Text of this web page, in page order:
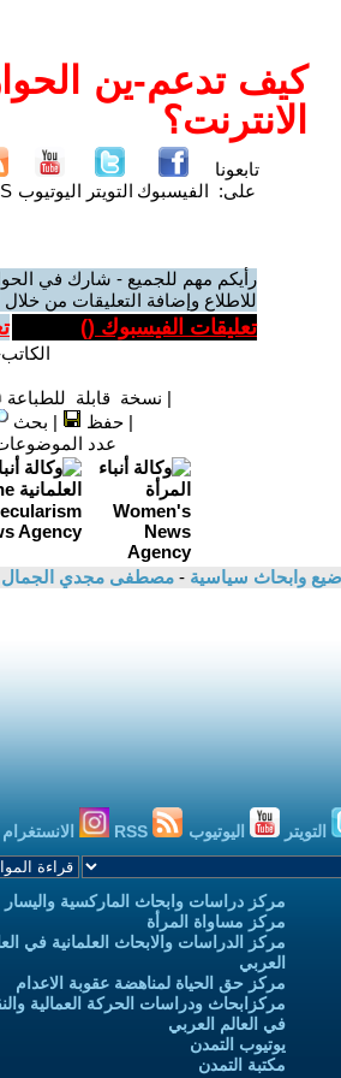
كيف تدعم-ين
الانترنت؟
تابعونا
على: الفيسبوك التويتر اليوتيوب
رأيكم مهم للجميع - شارك في
للاطلاع وإضافة التعليقات من
تعليقات الفيسبوك ()
| نسخة قابلة للطباعة
|حفظ | بحث
عدد الموضوعات
وابحاث سياسية - مصطفى مجدي الجمال
التويتر اليوتيوب الانستغرام
مركز دراسات وابحاث الماركسية واليسار
مركز مساواة المرأة
مركز الدراسات والابحاث العلمانية في
العربي
مركز حق الحياة لمناهضة عقوبة الاعدام
مركزابحاث ودراسات الحركة العمالية
في العالم العربي
يوتيوب التمدن
مكتبة التمدن